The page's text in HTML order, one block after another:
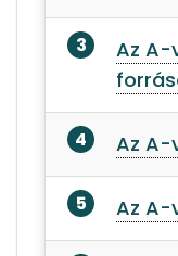
Az A-
Az A-
Az A-